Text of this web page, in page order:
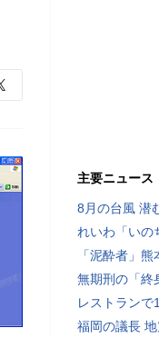
主要ニュース
8月の台風 潜
れいわ「いの
「泥酔者」
無期刑の「終
レストランで
福岡の議長